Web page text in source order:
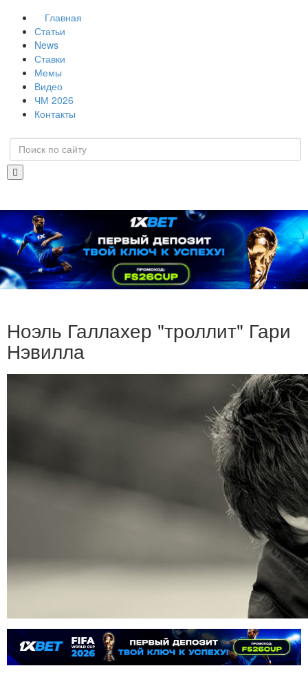
Главная
Статьи
News
Ставки
Мемы
Видео
ЧМ 2026
Контакты
Ноэль Галлахер "троллит" Гари
Нэвилла